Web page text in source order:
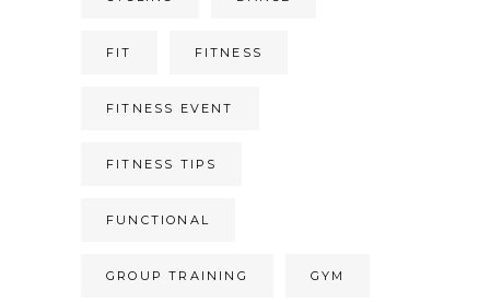
FIT FITNESS
FITNESS EVENT
FITNESS TIPS
FUNCTIONAL
GROUP TRAINING GYM